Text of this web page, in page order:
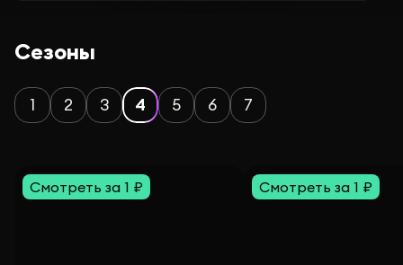
Сезоны
1 2 3 4 5 6 7
Смотреть за 1 ₽ Смотреть за 1 ₽